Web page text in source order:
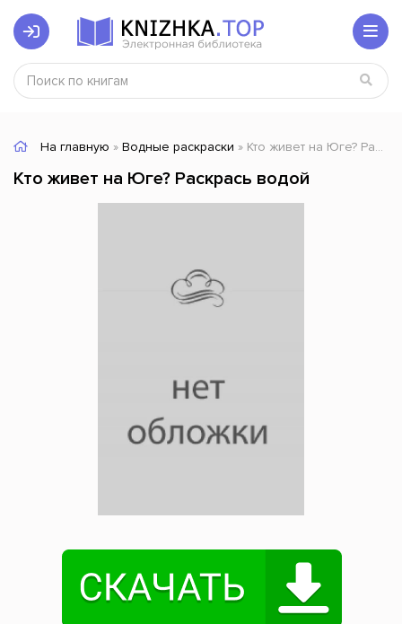
На главную » Водные раскраски » Кто живет на Юге? Раскрась водой
Кто живет на Юге? Раскрась водой